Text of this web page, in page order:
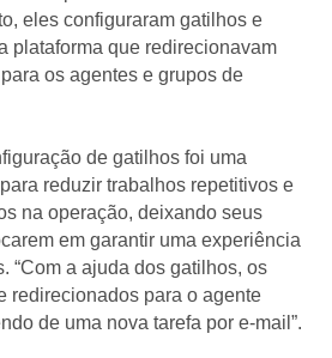
eles configuraram gatilhos e
plataforma que redirecionavam
os agentes e grupos de
de gatilhos foi uma
reduzir trabalhos repetitivos e
na operação, deixando seus
em garantir uma experiência
“Com a ajuda dos gatilhos, os
redirecionados para o agente
de uma nova tarefa por e-mail”.